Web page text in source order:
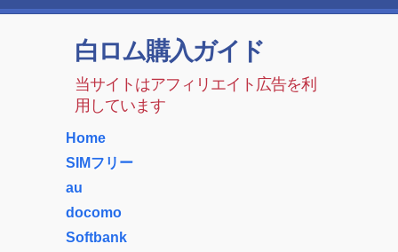
白ロム購入ガイド
当サイトはアフィリエイト広告を利
用しています
Home
SIMフリー
au
docomo
Softbank